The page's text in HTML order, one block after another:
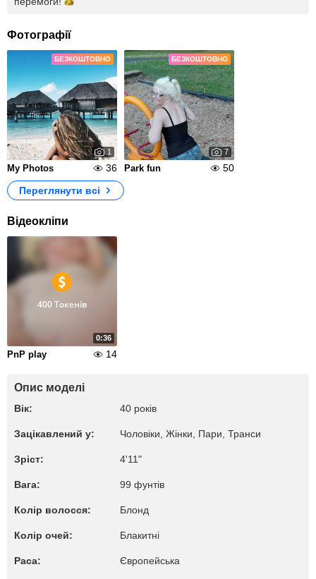
Фотографії
БЕЗКОШТОВНО
1
My Photos 36
БЕЗКОШТОВНО
7
Park fun
50
Переглянути всі
Відеокліпи
0:36
400 Токенів
PnP play 14
Опис моделі
Вік: 40 років
Зацікавлений у: Чоловіки, Жiнки, Пари, Транси
Зріст: 4'11"
Вага: 99 фунтів
Колір волосся: Блонд
Колір очей: Блакитні
Раса: Європейська